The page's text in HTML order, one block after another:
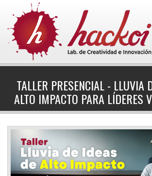
TALLER PRESENCIAL - LLUVIA
ALTO IMPACTO PARA LÍDERES